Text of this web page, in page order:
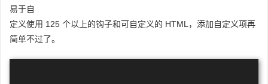
易于自
定义使用 125 个以上的钩子和可自定义的 HTML，添加自定义项再
简单不过了。